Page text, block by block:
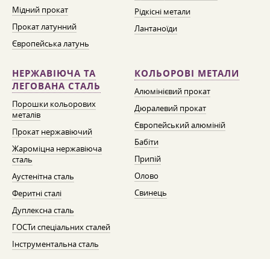
Мідний прокат
Прокат латунний
Європейська латунь
Рідкісні метали
Лантаноїди
НЕРЖАВІЮЧА ТА
ЛЕГОВАНА СТАЛЬ
Порошки кольорових
металів
Прокат нержавіючий
Жароміцна нержавіюча
сталь
Аустенітна сталь
Феритні сталі
Дуплексна сталь
ГОСТи спеціальних сталей
Інструментальна сталь
КОЛЬОРОВІ МЕТАЛИ
Алюмінієвий прокат
Дюралевий прокат
Європейський алюміній
Бабіти
Припій
Олово
Свинець